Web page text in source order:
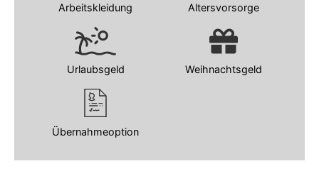
Arbeitskleidung
Altersvorsorge
Urlaubsgeld Weihnachtsgeld
Übernahmeoption